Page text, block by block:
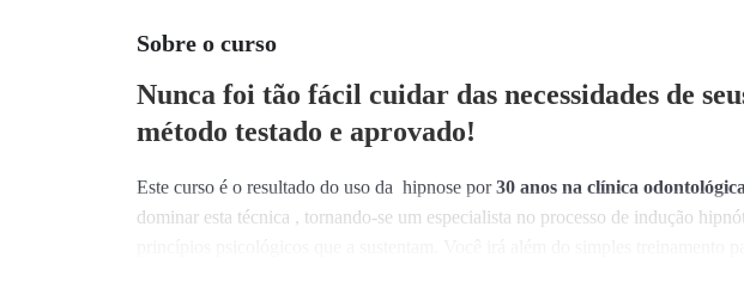
Sobre o curso
Nunca foi tão fácil cuidar das necessidades de
método testado e aprovado!
Este curso é o resultado do uso da hipnose por30 anos na clínica odontológica
dominar esta técnica , tornando-se um especialista no processo de indução